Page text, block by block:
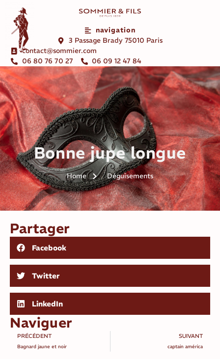
navigation
3 Passage Brady 75010 Paris
contact@sommier.com
06 80 76 70 27
06 09 12 47 84
Bonne jupe longue
Home Déguisements
Partager
Facebook
Twitter
LinkedIn
Naviguer
PRÉCÉDENT
Bagnard jaune et noir
SUIVANT
captain américa